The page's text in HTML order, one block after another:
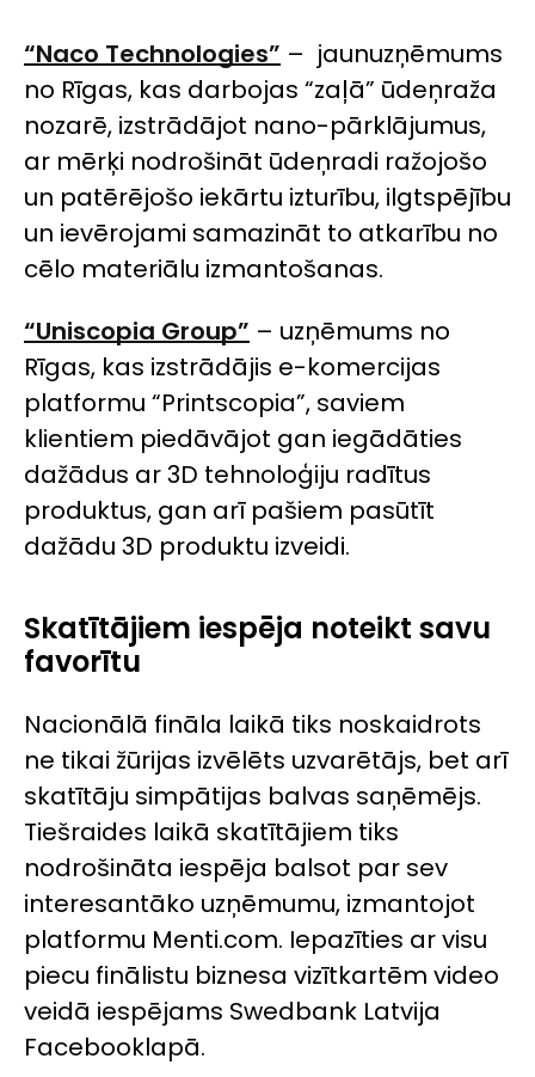
“Naco Technologies” – jaunuzņēmums
no Rīgas, kas darbojas “zaļā” ūdeņraža
nozarē, izstrādājot nano-pārklājumus,
ar mērķi nodrošināt ūdeņradi ražojošo
un patērējošo iekārtu izturību, ilgtspējību
un ievērojami samazināt to atkarību no
cēlo materiālu izmantošanas.
“Uniscopia Group” – uzņēmums no
Rīgas, kas izstrādājis e-komercijas
platformu “Printscopia”, saviem
klientiem piedāvājot gan iegādāties
dažādus ar 3D tehnoloģiju radītus
produktus, gan arī pašiem pasūtīt
dažādu 3D produktu izveidi.
Skatītājiem iespēja noteikt savu
favorītu
Nacionālā fināla laikā tiks noskaidrots
ne tikai žūrijas izvēlēts uzvarētājs, bet arī
skatītāju simpātijas balvas saņēmējs.
Tiešraides laikā skatītājiem tiks
nodrošināta iespēja balsot par sev
interesantāko uzņēmumu, izmantojot
platformu Menti.com. Iepazīties ar visu
piecu finālistu biznesa vizītkartēm video
veidā iespējams Swedbank Latvija
Facebooklapā.